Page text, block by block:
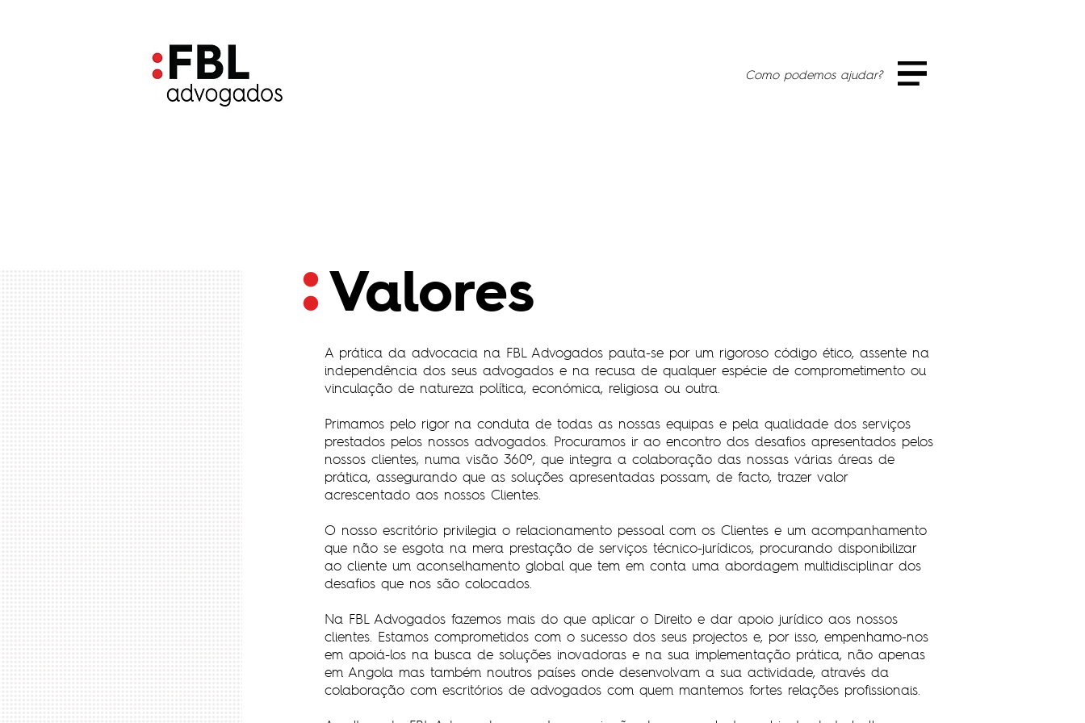
Como podemos ajudar?
Valores
A prática da advocacia na FBL Advogados pauta-se por um rigoroso código ético, assente na
independência dos seus advogados e na recusa de qualquer espécie de comprometimento ou
vinculação de natureza política, económica, religiosa ou outra.
Primamos pelo rigor na conduta de todas as nossas equipas e pela qualidade dos serviços
prestados pelos nossos advogados. Procuramos ir ao encontro dos desafios apresentados pelos
nossos clientes, numa visão 360º, que integra a colaboração das nossas várias áreas de
prática, assegurando que as soluções apresentadas possam, de facto, trazer valor
acrescentado aos nossos Clientes.
O nosso escritório privilegia o relacionamento pessoal com os Clientes e um acompanhamento
que não se esgota na mera prestação de serviços técnico-jurídicos, procurando disponibilizar
ao cliente um aconselhamento global que tem em conta uma abordagem multidisciplinar dos
desafios que nos são colocados.
Na FBL Advogados fazemos mais do que aplicar o Direito e dar apoio jurídico aos nossos
clientes. Estamos comprometidos com o sucesso dos seus projectos e, por isso, empenhamo-nos
em apoiá-los na busca de soluções inovadoras e na sua implementação prática, não apenas
em Angola mas também noutros países onde desenvolvam a sua actividade, através da
colaboração com escritórios de advogados com quem mantemos fortes relações profissionais.